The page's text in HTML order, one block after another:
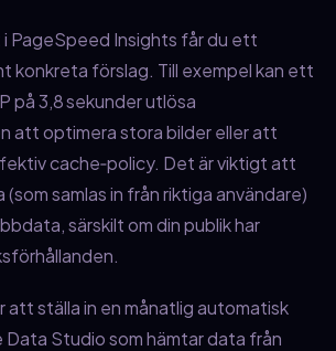
PageSpeed Insights får du ett
konkreta förslag. Till exempel kan ett
på 3,8 sekunder utlösa
att optimera stora bilder eller att
cache‑policy. Det är viktigt att
samlas in från riktiga användare)
särskilt om din publik har
att ställa in en månatlig automatisk
Studio som hämtar data från